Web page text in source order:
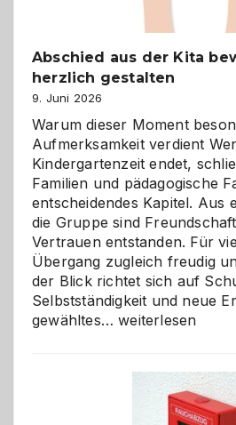
Abschied aus der Kita
herzlich gestalten
9. Juni 2026
Warum dieser Moment
Aufmerksamkeit verdient
Kindergartenzeit endet,
Familien und pädagogische
entscheidendes Kapitel. Aus
die Gruppe sind
Vertrauen entstanden. Für
Übergang zugleich freudig
der Blick richtet sich auf
Selbstständigkeit und neue
gewähltes…Abschied
bewusst
weiterlesen